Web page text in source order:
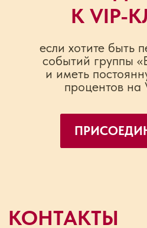
Политика конфиденциальности
© 2018-2026 Группа «‎Воскресение»‎.
разработано